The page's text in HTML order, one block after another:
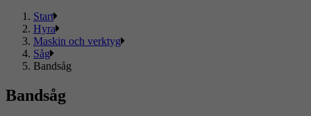
Start
Hyra
Maskin och verktyg
Såg
Bandsåg
Bandsåg